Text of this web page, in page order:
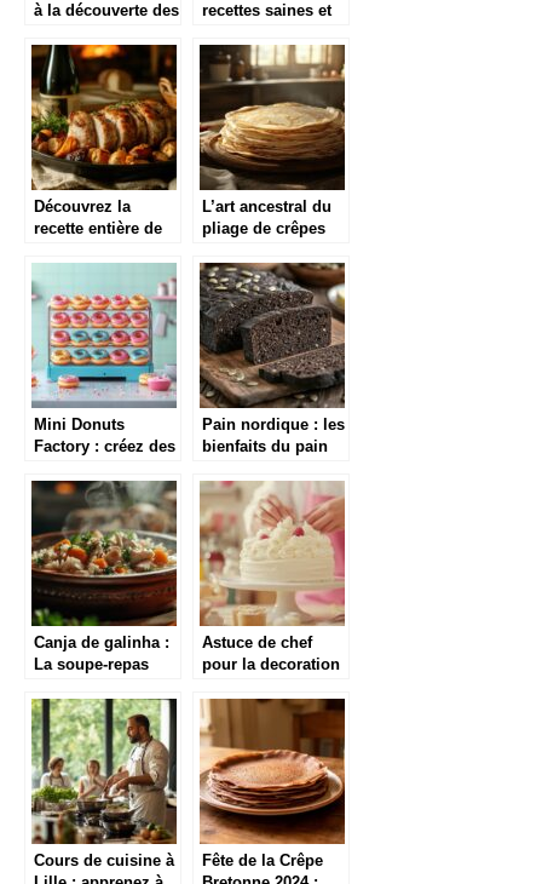
à la découverte des
recettes saines et
alimentation
équilibrée
Découvrez la
recette entière de
dîner savoureux et
économique
L’art ancestral du
pliage de crêpes
aux recettes
végétaliennes
Mini Donuts
Factory : créez des
Noël qui raviront
les enfants
Pain nordique : les
bienfaits du pain
avec les saumons
fumes scandinaves
Canja de galinha :
La soupe-repas
diversification
alimentaire
Astuce de chef
pour la decoration
maitriser le
fondant a base de
substituts vegetaux
Cours de cuisine à
Fête de la Crêpe